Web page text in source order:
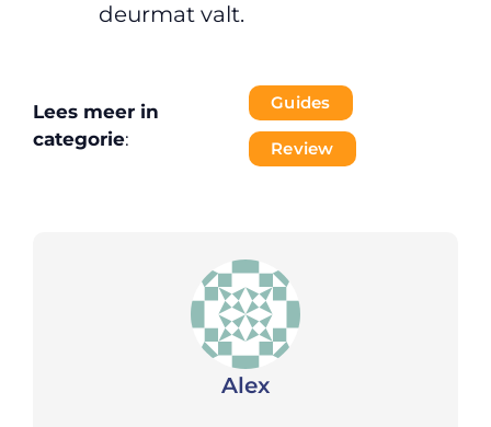
deurmat valt.
Lees meer in
categorie:
Guides
Review
Alex